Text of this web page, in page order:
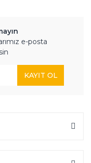
e-posta
KAYIT OL